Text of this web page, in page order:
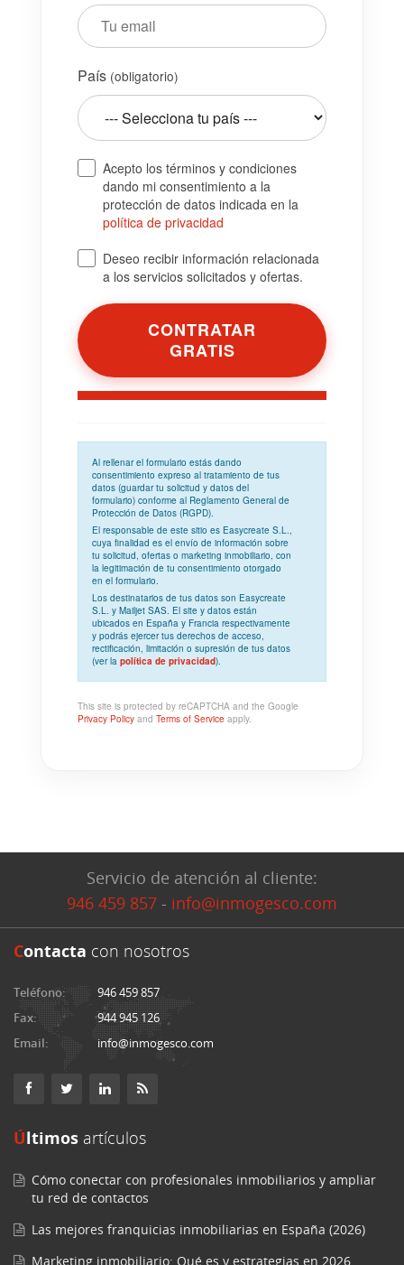
País (obligatorio)
Acepto los términos y condiciones
dando mi consentimiento a la
protección de datos indicada en la
política de privacidad
Deseo recibir información relacionada
a los servicios solicitados y ofertas.
Al rellenar el formulario estás dando
consentimiento expreso al tratamiento de tus
datos (guardar tu solicitud y datos del
formulario) conforme al Reglamento General de
Protección de Datos (RGPD).
El responsable de este sitio es Easycreate S.L.,
cuya finalidad es el envío de información sobre
tu solicitud, ofertas o marketing inmobiliario, con
la legitimación de tu consentimiento otorgado
en el formulario.
Los destinatarios de tus datos son Easycreate
S.L. y Mailjet SAS. El site y datos están
ubicados en España y Francia respectivamente
y podrás ejercer tus derechos de acceso,
rectificación, limitación o supresión de tus datos
(ver la política de privacidad).
This site is protected by reCAPTCHA and the Google
Privacy Policy and Terms of Service apply.
Servicio de atención al cliente:
946 459 857 - info@inmogesco.com
Contacta con nosotros
Teléfono:
946 459 857
Fax:
944 945 126
Email:
info@inmogesco.com
Últimos artículos
Cómo conectar con profesionales inmobiliarios y ampliar
tu red de contactos
Las mejores franquicias inmobiliarias en España (2026)
Marketing inmobiliario: Qué es y estrategias en 2026